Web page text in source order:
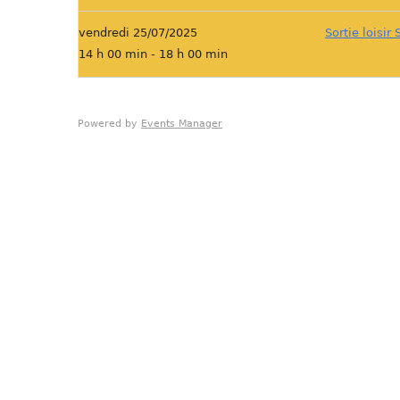
vendredi 25/07/2025
14 h 00 min - 18 h 00 min
Sortie loisir
Powered by Events Manager